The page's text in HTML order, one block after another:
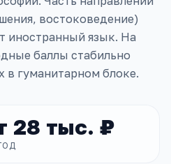
востоковедение)
иностранный язык. На
баллы стабильно
в гуманитарном блоке.
28 тыс. ₽